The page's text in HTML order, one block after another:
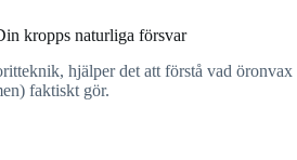
kropps naturliga försvar
hjälper det att förstå vad öronvax
faktiskt gör.